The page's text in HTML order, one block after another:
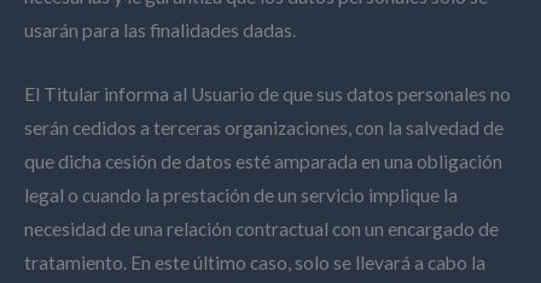
usarán para las finalidades dadas.
El Titular informa al Usuario de que sus datos personales no
serán cedidos a terceras organizaciones, con la salvedad de
que dicha cesión de datos esté amparada en una obligación
legal o cuando la prestación de un servicio implique la
necesidad de una relación contractual con un encargado de
tratamiento. En este último caso, solo se llevará a cabo la